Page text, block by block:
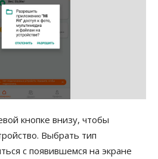
кнопке внизу, чтобы
Выбрать тип
с появившемся на экране